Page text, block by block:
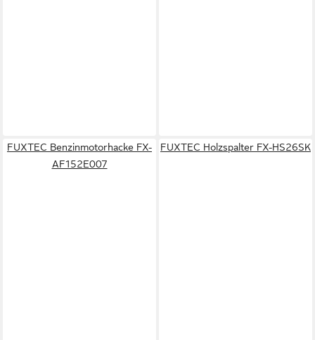
FUXTEC Benzinmotorhacke FX-
AF152E007
FUXTEC Holzspalter FX-HS26SK